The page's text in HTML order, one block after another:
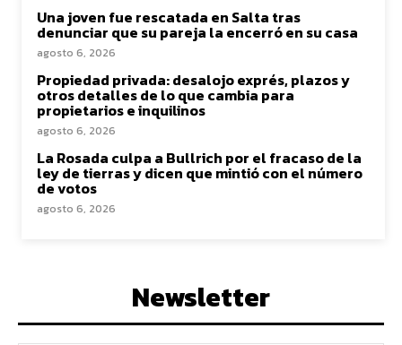
Una joven fue rescatada en Salta tras
denunciar que su pareja la encerró en su casa
agosto 6, 2026
Propiedad privada: desalojo exprés, plazos y
otros detalles de lo que cambia para
propietarios e inquilinos
agosto 6, 2026
La Rosada culpa a Bullrich por el fracaso de la
ley de tierras y dicen que mintió con el número
de votos
agosto 6, 2026
Newsletter